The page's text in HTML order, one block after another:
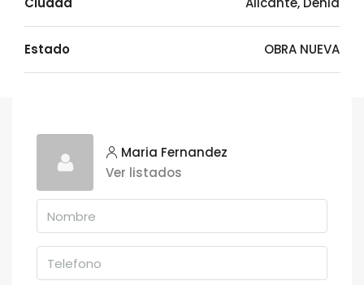
Estado OBRA NUEVA
Maria Fernandez
Ver listados